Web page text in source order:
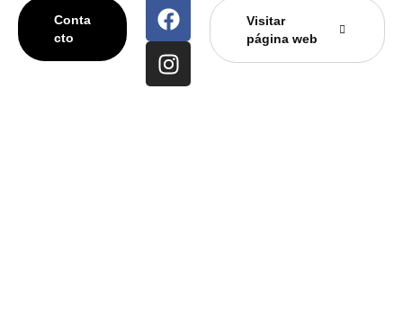
Conta
cto
Visitar
página web